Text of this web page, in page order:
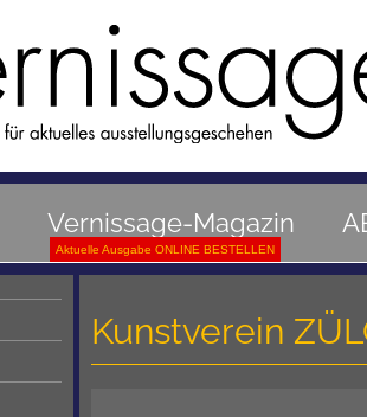
Vernissage-Magazin
Aktuelle Ausgabe ONLINE BESTELLEN
Kunstverein